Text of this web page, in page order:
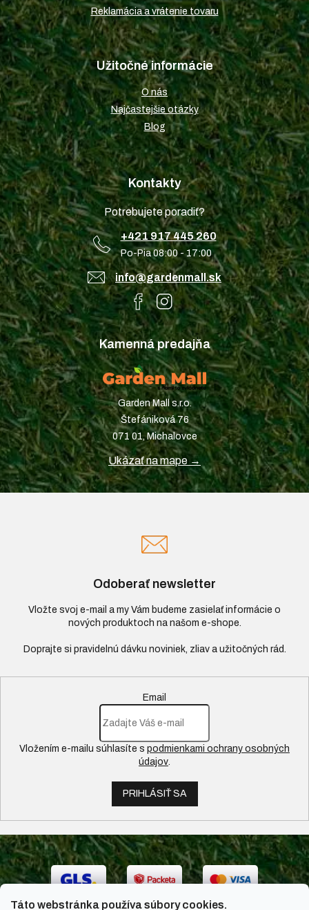
Táto webstránka používa súbory cookies.
Reklamácia a vrátenie tovaru
Užitočné informácie
O nás
Najčastejšie otázky
Blog
Kontakty
Potrebujete poradiť?
+421 917 445 260
Po-Pia 08:00 - 17:00
info@gardenmall.sk
Kamenná predajňa
Garden Mall s.r.o.
Štefániková 76
071 01, Michalovce
Ukázať na mape →
Odoberať newsletter
Vložte svoj e-mail a my Vám budeme zasielať informácie o
nových produktoch na našom e-shope.
Email
Vložením e-mailu súhlasíte s podmienkami ochrany osobných
údajov.
PRIHLÁSIŤ SA